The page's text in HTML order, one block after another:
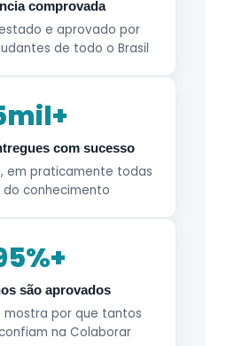
comprovada
e aprovado por
de todo o Brasil
com sucesso
em praticamente todas
do conhecimento
são aprovados
mostra por que tantos
na Colaborar